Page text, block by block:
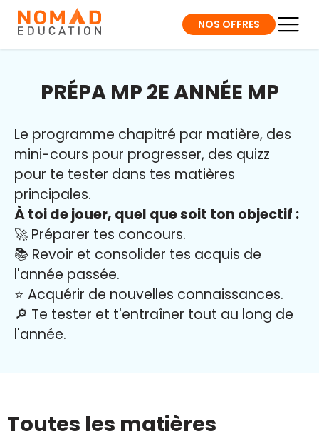
NOS OFFRES
PRÉPA MP 2E ANNÉE MP
Le programme chapitré par matière, des
mini-cours pour progresser, des quizz
pour te tester dans tes matières
principales.
À toi de jouer, quel que soit ton objectif :
🚀 Préparer tes concours.
📚 Revoir et consolider tes acquis de
l'année passée.
⭐️ Acquérir de nouvelles connaissances.
🔎 Te tester et t'entraîner tout au long de
l'année.
Toutes les matières